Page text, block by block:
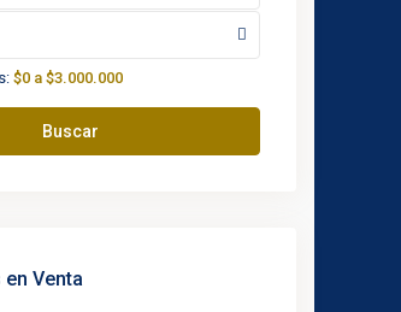
$0 a $3.000.000
Buscar
Venta